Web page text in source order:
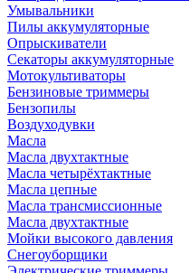
Умывальники
Пилы аккумуляторные
Опрыскиватели
Секаторы аккумуляторные
Мотокультиваторы
Бензиновые триммеры
Бензопилы
Воздуходувки
Масла
Масла двухтактные
Масла четырёхтактные
Масла цепные
Масла трансмиссионные
Масла двухтактные
Мойки высокого давления
Снегоуборщики